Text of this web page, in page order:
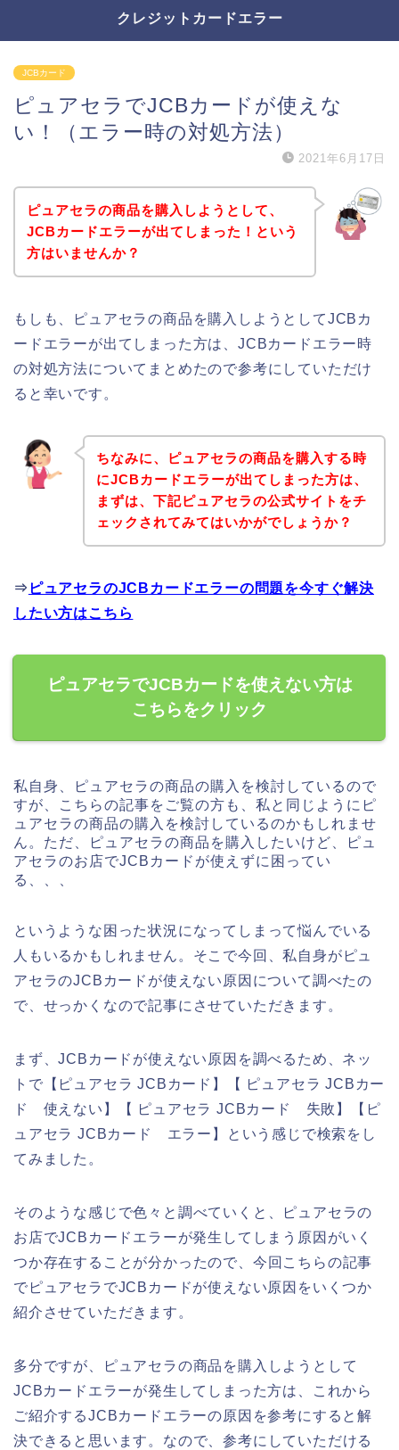
クレジットカードエラー
JCBカード
ピュアセラでJCBカードが使えな
い！（エラー時の対処方法）
2021年6月17日
ピュアセラの商品を購入しようとして、
JCBカードエラーが出てしまった！という
方はいませんか？
もしも、ピュアセラの商品を購入しようとしてJCBカ
ードエラーが出てしまった方は、JCBカードエラー時
の対処方法についてまとめたので参考にしていただけ
ると幸いです。
ちなみに、ピュアセラの商品を購入する時
にJCBカードエラーが出てしまった方は、
まずは、下記ピュアセラの公式サイトをチ
ェックされてみてはいかがでしょうか？
⇒ ピュアセラのJCBカードエラーの問題を今すぐ解決
したい方はこちら
ピュアセラでJCBカードを使えない方は
こちらをクリック
私自身、ピュアセラの商品の購入を検討しているので
すが、こちらの記事をご覧の方も、私と同じようにピ
ュアセラの商品の購入を検討しているのかもしれませ
ん。ただ、ピュアセラの商品を購入したいけど、ピュ
アセラのお店でJCBカードが使えずに困ってい
る、、、
というような困った状況になってしまって悩んでいる
人もいるかもしれません。そこで今回、私自身がピュ
アセラのJCBカードが使えない原因について調べたの
で、せっかくなので記事にさせていただきます。
まず、JCBカードが使えない原因を調べるため、ネッ
トで【ピュアセラ JCBカード】【 ピュアセラ JCBカー
ド 使えない】【 ピュアセラ JCBカード 失敗】【ピ
ュアセラ JCBカード エラー】という感じで検索をし
てみました。
そのような感じで色々と調べていくと、ピュアセラの
お店でJCBカードエラーが発生してしまう原因がいく
つか存在することが分かったので、今回こちらの記事
でピュアセラでJCBカードが使えない原因をいくつか
紹介させていただきます。
多分ですが、ピュアセラの商品を購入しようとして
JCBカードエラーが発生してしまった方は、これから
ご紹介するJCBカードエラーの原因を参考にすると解
決できると思います。なので、参考にしていただける